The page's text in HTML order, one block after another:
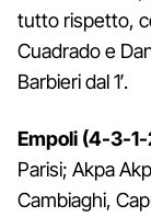
tutto rispetto,
Cuadrado e
Barbieri dal 1′.
Empoli (4-3-
Parisi; Akpa
Cambiaghi,